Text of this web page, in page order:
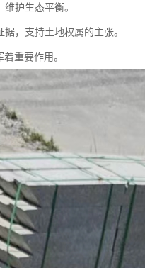
护生态平衡。
，支持土地权属的主张。
重要作用。